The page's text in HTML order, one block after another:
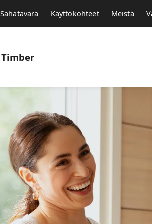
Sahatavara Käyttökohteet Meistä
Timber